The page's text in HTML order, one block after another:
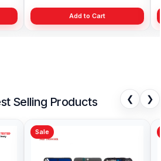
Add to Cart
Selling Products ❮ ❯
Sale